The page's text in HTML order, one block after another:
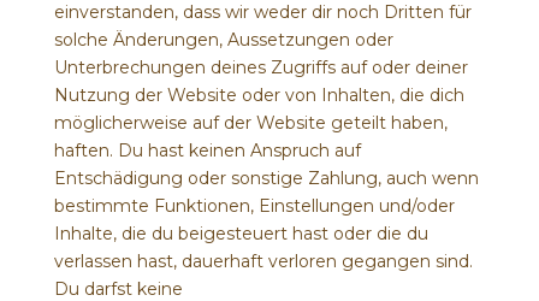
einverstanden, dass wir weder dir noch Dritten für
solche Änderungen, Aussetzungen oder
Unterbrechungen deines Zugriffs auf oder deiner
Nutzung der Website oder von Inhalten, die dich
möglicherweise auf der Website geteilt haben,
haften. Du hast keinen Anspruch auf
Entschädigung oder sonstige Zahlung, auch wenn
bestimmte Funktionen, Einstellungen und/oder
Inhalte, die du beigesteuert hast oder die du
verlassen hast, dauerhaft verloren gegangen sind.
Du darfst keine